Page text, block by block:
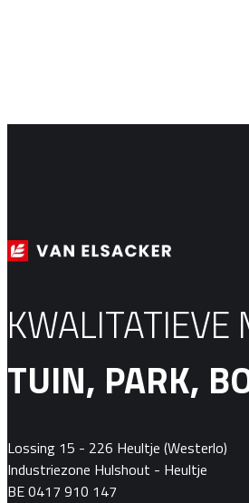
KWALITATIEVE
TUIN, PARK,
Lossing 15 - 226 Heultje (Westerlo)
Industriezone Hulshout - Heultje
BE 0417 910 147